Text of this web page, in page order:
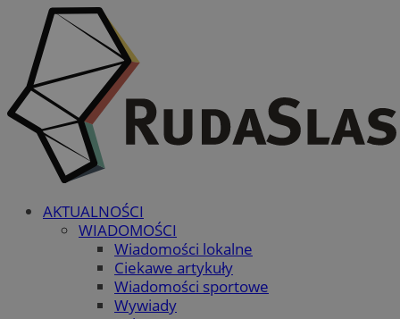
AKTUALNOŚCI
WIADOMOŚCI
Wiadomości lokalne
Ciekawe artykuły
Wiadomości sportowe
Wywiady